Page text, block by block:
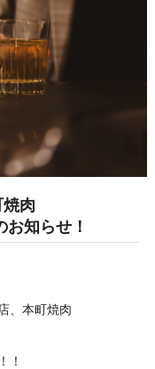
焼肉
知らせ！
、本町焼肉
！